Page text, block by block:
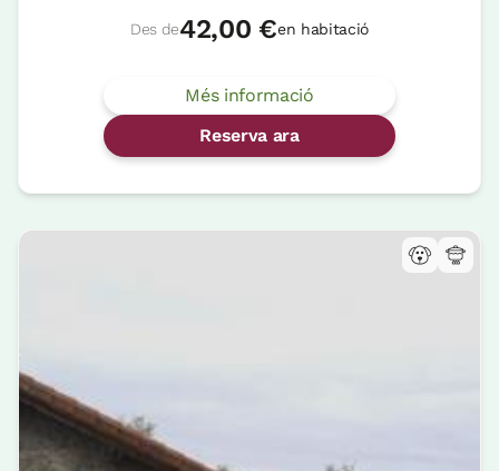
Des de42,00 €en habitació
Més informació
Reserva ara